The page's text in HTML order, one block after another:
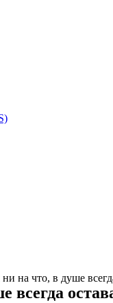
на что, в душе
всегда